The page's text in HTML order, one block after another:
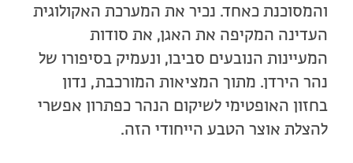
והמסוכנת כאחד. נכיר את המערכת האקולוגית
העדינה המקיפה את האגן, את סודות
המעיינות הנובעים סביבו, ונעמיק בסיפורו של
נהר הירדן. מתוך המציאות המורכבת, נדון
בחזון האופטימי לשיקום הנהר כפתרון אפשרי
להצלת אוצר הטבע הייחודי הזה.